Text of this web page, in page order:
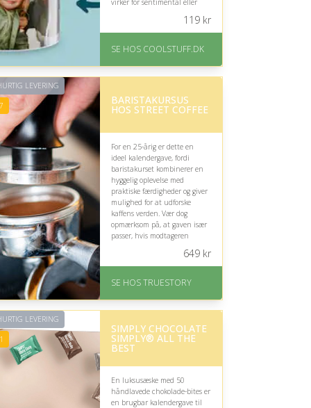
virker for sentimental eller
På lager
Levering: Standard
119kr
SE HOS COOLSTUFF.DK
LEVERING
BARISTAKURSUS
HOS STREET COFFEE
For en 25-årig er dette en
ideel kalendergave, fordi
baristakurset kombinerer en
hyggelig oplevelse med
praktiske færdigheder og giver
mulighed for at udforske
kaffens verden. Vær dog
opmærksom på, at gaven især
passer, hvis modtageren
nysgerrig på baristakunsten.
På lager
Fremragende Trustpilot
rating på 4.7 ud af 5
649kr
SE HOS TRUESTORY
LEVERING
SIMPLY CHOCOLATE
SIMPLY® ALL THE
BEST
En luksusæske med 50
håndlavede chokolade-bites er
en brugbar kalendergave til